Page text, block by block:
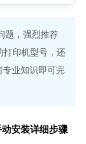
题，强烈推荐
打印机型号，还
专业知识即可完
安装详细步骤